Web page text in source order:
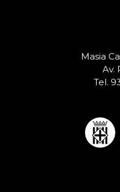
Masia
Av.
Tel.